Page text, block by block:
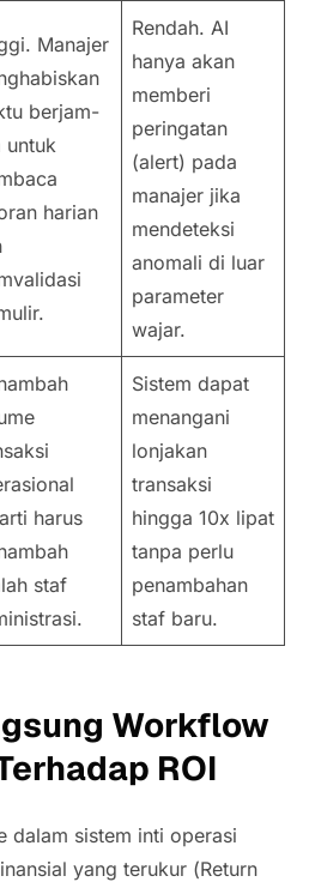
Manajer
berjam-
untuk
harian
Rendah. AI
hanya akan
memberi
peringatan
(alert) pada
manajer jika
mendeteksi
anomali di luar
parameter
wajar.
harus
staf
Sistem dapat
menangani
lonjakan
transaksi
hingga 10x lipat
tanpa perlu
penambahan
staf baru.
Workflow
ROI
dalam sistem inti operasi
yang terukur (Return